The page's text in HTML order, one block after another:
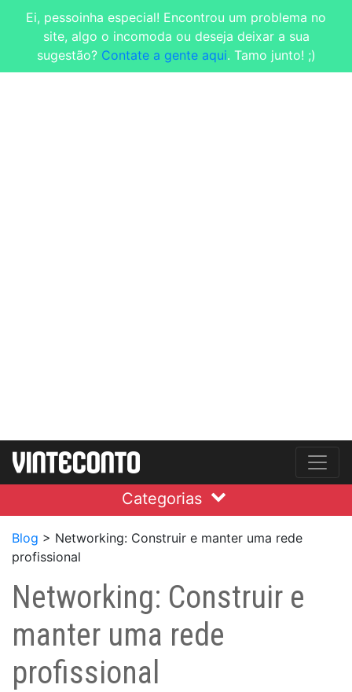
Ei, pessoinha especial! Encontrou um problema no
site, algo o incomoda ou deseja deixar a sua
sugestão? Contate a gente aqui. Tamo junto! ;)
Categorias
Blog > Networking: Construir e manter uma rede
profissional
Networking: Construir e
manter uma rede
profissional